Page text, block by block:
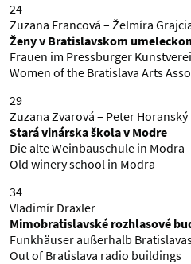
24
Zuzana Francová – Želmíra
Ženy v Bratislavskom
Frauen im Pressburger
Women of the Bratislava Arts
29
Zuzana Zvarová – Peter Horanský
Stará vinárska škola v Modre
Die alte Weinbauschule in Modra
Old winery school in Modra
34
Vladimír Draxler
Mimobratislavské rozhlasové
Funkhäuser außerhalb
Out of Bratislava radio buildings